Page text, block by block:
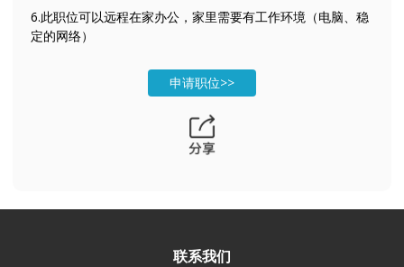
6.此职位可以远程在家办公，家里需要有工作环境（电脑、稳
定的网络）
申请职位>>
联系我们